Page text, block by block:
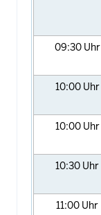
09:30 Uhr
10:00 Uhr
10:00 Uhr
10:30 Uhr
11:00 Uhr